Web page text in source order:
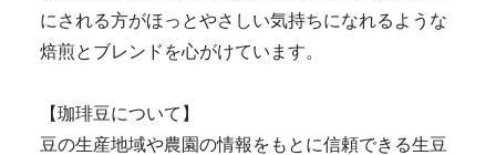
にされる方がほっとやさしい気持ちになれるような
焙煎とブレンドを心がけています。
【珈琲豆について】
豆の生産地域や農園の情報をもとに信頼できる生豆